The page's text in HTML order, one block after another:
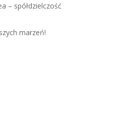
– spółdzielczość
marzeń!